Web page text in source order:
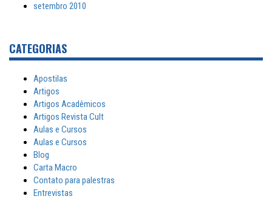
setembro 2010
CATEGORIAS
Apostilas
Artigos
Artigos Acadêmicos
Artigos Revista Cult
Aulas e Cursos
Aulas e Cursos
Blog
Carta Macro
Contato para palestras
Entrevistas